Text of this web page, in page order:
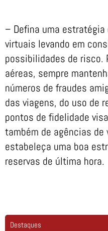
– Defina uma
virtuais levando em
possibilidades de risco.
aéreas, sempre
números de fraudes
das viagens, do uso de
pontos de fidelidade
também de agências
estabeleça uma boa
reservas de última hora.
Destaques